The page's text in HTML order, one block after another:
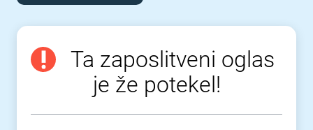
Ta zaposlitveni oglas
je že potekel!